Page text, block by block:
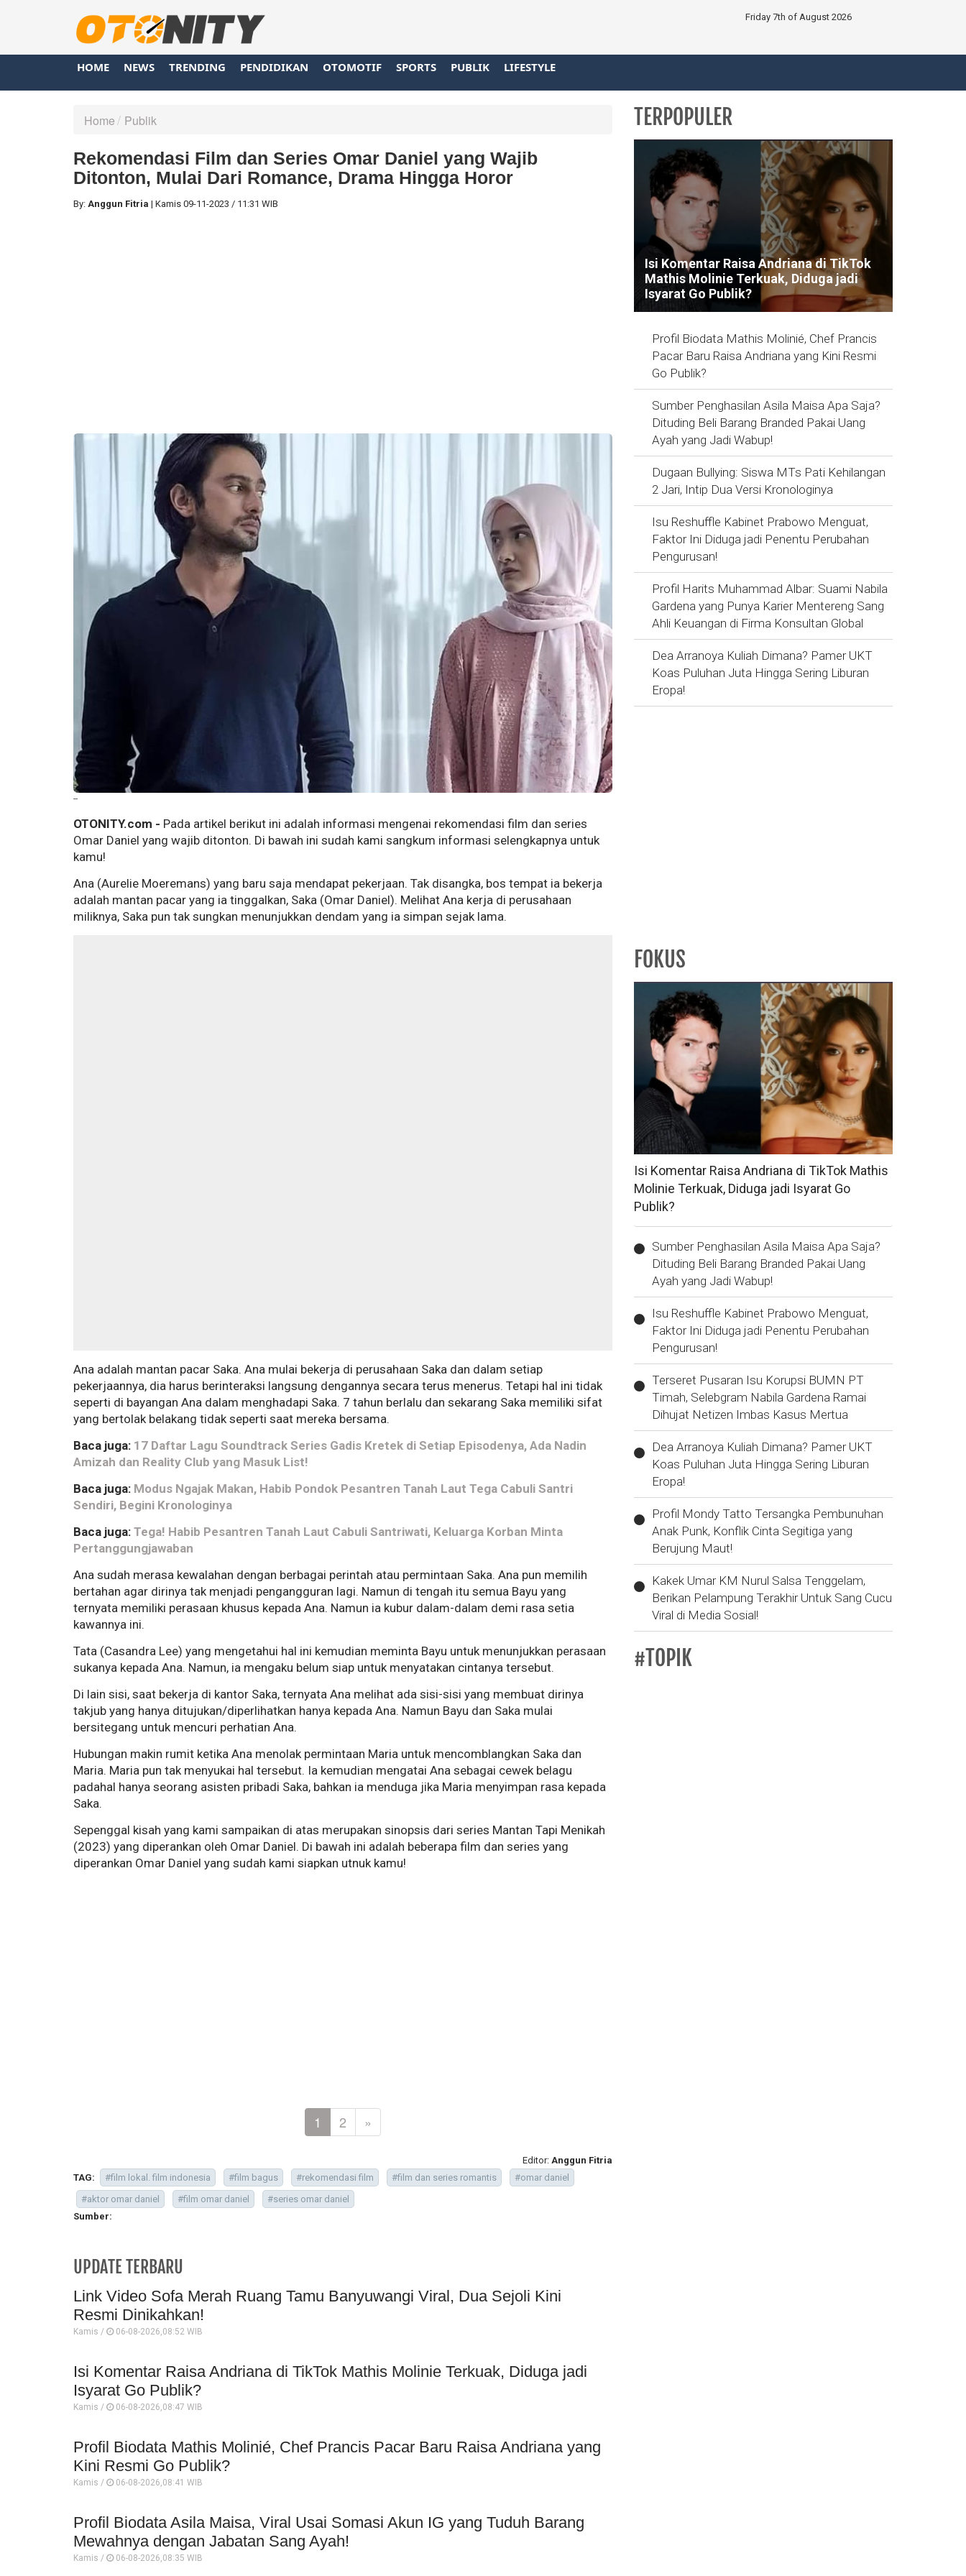
Friday 7th of August 2026
HOME NEWS TRENDING PENDIDIKAN OTOMOTIF SPORTS PUBLIK LIFESTYLE
Home Publik
Rekomendasi Film dan Series Omar Daniel yang Wajib
Ditonton, Mulai Dari Romance, Drama Hingga Horor
By: Anggun Fitria | Kamis 09-11-2023 / 11:31 WIB
--
OTONITY.com - Pada artikel berikut ini adalah informasi mengenai rekomendasi film dan series
Omar Daniel yang wajib ditonton. Di bawah ini sudah kami sangkum informasi selengkapnya untuk
kamu!
Ana (Aurelie Moeremans) yang baru saja mendapat pekerjaan. Tak disangka, bos tempat ia bekerja
adalah mantan pacar yang ia tinggalkan, Saka (Omar Daniel). Melihat Ana kerja di perusahaan
miliknya, Saka pun tak sungkan menunjukkan dendam yang ia simpan sejak lama.
Ana adalah mantan pacar Saka. Ana mulai bekerja di perusahaan Saka dan dalam setiap
pekerjaannya, dia harus berinteraksi langsung dengannya secara terus menerus. Tetapi hal ini tidak
seperti di bayangan Ana dalam menghadapi Saka. 7 tahun berlalu dan sekarang Saka memiliki sifat
yang bertolak belakang tidak seperti saat mereka bersama.
Baca juga: 17 Daftar Lagu Soundtrack Series Gadis Kretek di Setiap Episodenya, Ada Nadin
Amizah dan Reality Club yang Masuk List!
Baca juga: Modus Ngajak Makan, Habib Pondok Pesantren Tanah Laut Tega Cabuli Santri
Sendiri, Begini Kronologinya
Baca juga: Tega! Habib Pesantren Tanah Laut Cabuli Santriwati, Keluarga Korban Minta
Pertanggungjawaban
Ana sudah merasa kewalahan dengan berbagai perintah atau permintaan Saka. Ana pun memilih
bertahan agar dirinya tak menjadi pengangguran lagi. Namun di tengah itu semua Bayu yang
ternyata memiliki perasaan khusus kepada Ana. Namun ia kubur dalam-dalam demi rasa setia
kawannya ini.
Tata (Casandra Lee) yang mengetahui hal ini kemudian meminta Bayu untuk menunjukkan perasaan
sukanya kepada Ana. Namun, ia mengaku belum siap untuk menyatakan cintanya tersebut.
Di lain sisi, saat bekerja di kantor Saka, ternyata Ana melihat ada sisi-sisi yang membuat dirinya
takjub yang hanya ditujukan/diperlihatkan hanya kepada Ana. Namun Bayu dan Saka mulai
bersitegang untuk mencuri perhatian Ana.
Hubungan makin rumit ketika Ana menolak permintaan Maria untuk mencomblangkan Saka dan
Maria. Maria pun tak menyukai hal tersebut. Ia kemudian mengatai Ana sebagai cewek belagu
padahal hanya seorang asisten pribadi Saka, bahkan ia menduga jika Maria menyimpan rasa kepada
Saka.
Sepenggal kisah yang kami sampaikan di atas merupakan sinopsis dari series Mantan Tapi Menikah
(2023) yang diperankan oleh Omar Daniel. Di bawah ini adalah beberapa film dan series yang
diperankan Omar Daniel yang sudah kami siapkan utnuk kamu!
1 2 »
Editor: Anggun Fitria
TAG:
#film lokal. film indonesia #film bagus #rekomendasi film #film dan series romantis
#omar daniel
#aktor omar daniel
#film omar daniel
#series omar daniel
Sumber:
UPDATE TERBARU
Link Video Sofa Merah Ruang Tamu Banyuwangi Viral, Dua Sejoli Kini
Resmi Dinikahkan!
Kamis / 06-08-2026,08:52 WIB
Isi Komentar Raisa Andriana di TikTok Mathis Molinie Terkuak, Diduga jadi
Isyarat Go Publik?
Kamis / 06-08-2026,08:47 WIB
Profil Biodata Mathis Molinié, Chef Prancis Pacar Baru Raisa Andriana yang
Kini Resmi Go Publik?
Kamis / 06-08-2026,08:41 WIB
Profil Biodata Asila Maisa, Viral Usai Somasi Akun IG yang Tuduh Barang
Mewahnya dengan Jabatan Sang Ayah!
Kamis / 06-08-2026,08:35 WIB
TERPOPULER
Isi Komentar Raisa Andriana di TikTok
Mathis Molinie Terkuak, Diduga jadi
Isyarat Go Publik?
Profil Biodata Mathis Molinié, Chef Prancis
Pacar Baru Raisa Andriana yang Kini Resmi
Go Publik?
Sumber Penghasilan Asila Maisa Apa Saja?
Dituding Beli Barang Branded Pakai Uang
Ayah yang Jadi Wabup!
Dugaan Bullying: Siswa MTs Pati Kehilangan
2 Jari, Intip Dua Versi Kronologinya
Isu Reshuffle Kabinet Prabowo Menguat,
Faktor Ini Diduga jadi Penentu Perubahan
Pengurusan!
Profil Harits Muhammad Albar: Suami Nabila
Gardena yang Punya Karier Mentereng Sang
Ahli Keuangan di Firma Konsultan Global
Dea Arranoya Kuliah Dimana? Pamer UKT
Koas Puluhan Juta Hingga Sering Liburan
Eropa!
FOKUS
Isi Komentar Raisa Andriana di TikTok Mathis
Molinie Terkuak, Diduga jadi Isyarat Go
Publik?
Sumber Penghasilan Asila Maisa Apa Saja?
Dituding Beli Barang Branded Pakai Uang
Ayah yang Jadi Wabup!
Isu Reshuffle Kabinet Prabowo Menguat,
Faktor Ini Diduga jadi Penentu Perubahan
Pengurusan!
Terseret Pusaran Isu Korupsi BUMN PT
Timah, Selebgram Nabila Gardena Ramai
Dihujat Netizen Imbas Kasus Mertua
Dea Arranoya Kuliah Dimana? Pamer UKT
Koas Puluhan Juta Hingga Sering Liburan
Eropa!
Profil Mondy Tatto Tersangka Pembunuhan
Anak Punk, Konflik Cinta Segitiga yang
Berujung Maut!
Kakek Umar KM Nurul Salsa Tenggelam,
Berikan Pelampung Terakhir Untuk Sang Cucu
Viral di Media Sosial!
#TOPIK